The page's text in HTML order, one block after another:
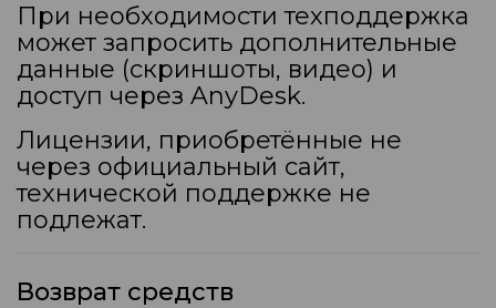
При необходимости техподдержка
может запросить дополнительные
данные (скриншоты, видео) и
доступ через AnyDesk.
Лицензии, приобретённые не
через официальный сайт,
технической поддержке не
подлежат.
Возврат средств